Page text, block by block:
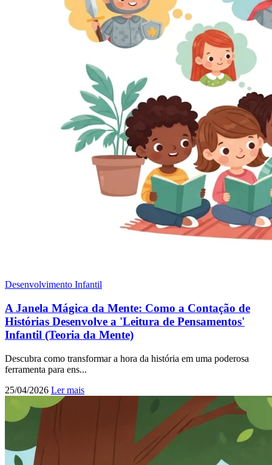
Desenvolvimento Infantil
A Janela Mágica da Mente: Como a Contação de
Histórias Desenvolve a 'Leitura de Pensamentos'
Infantil (Teoria da Mente)
Descubra como transformar a hora da história em uma poderosa
ferramenta para ens...
25/04/2026 Ler mais